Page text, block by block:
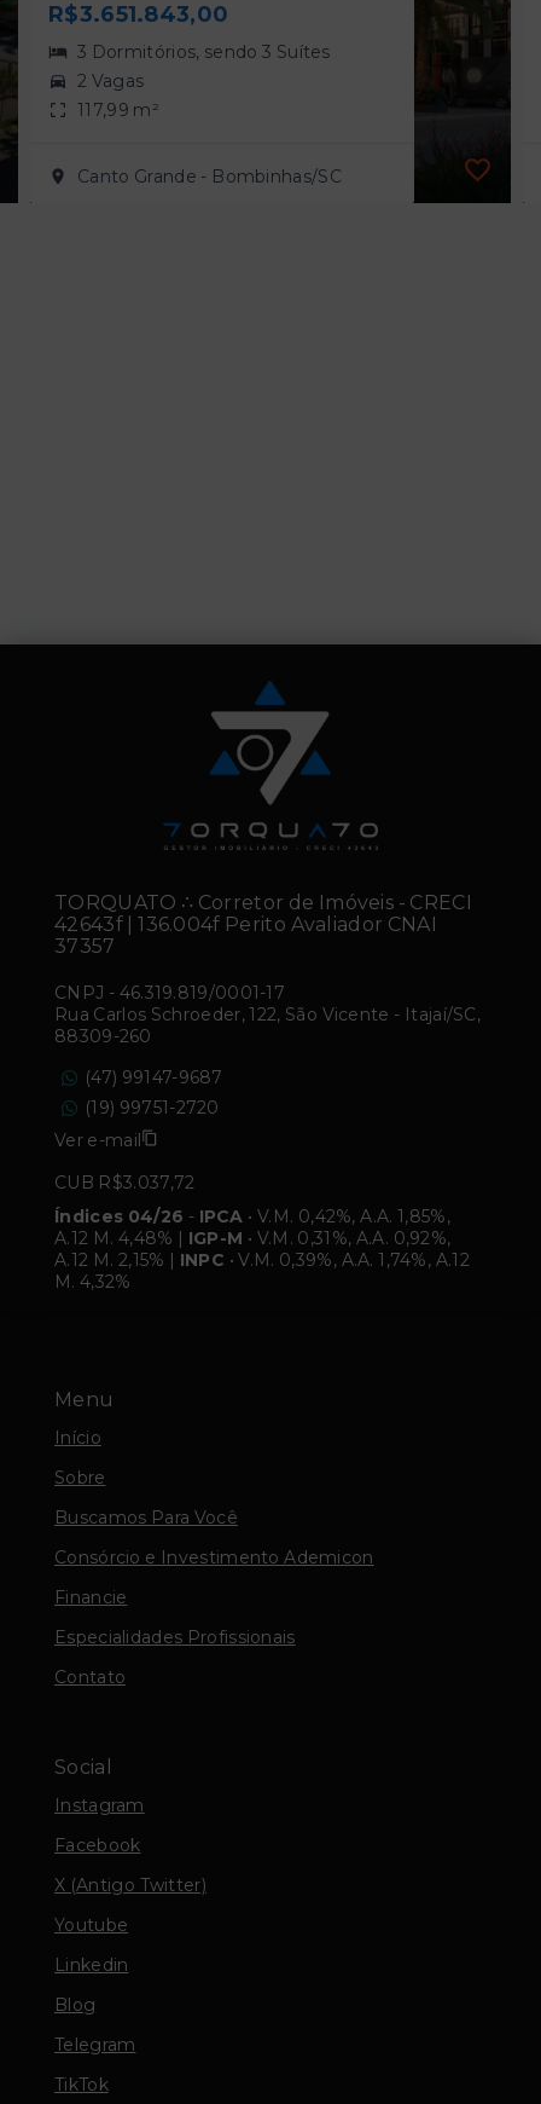
R$3.651.843,00
3 Dormitórios, sendo 3 Suítes
2 Vagas
117,99 m²
Canto Grande - Bombinhas/SC
Menu
Início
Sobre
Buscamos Para Você
Consórcio e Investimento Ademicon
Financie
Especialidades Profissionais
Contato
Social
Instagram
Facebook
X (Antigo Twitter)
Youtube
Linkedin
Blog
Telegram
TikTok
TORQUATO ∴ Corretor de Imóveis - CRECI
42643f | 136.004f Perito Avaliador CNAI
37357
CNPJ - 46.319.819/0001-17
Rua Carlos Schroeder, 122, São Vicente - Itajaí/SC,
88309-260
(47) 99147-9687
(19) 99751-2720
Ver e-mail
CUB R$3.037,72
Índices 04/26 - IPCA • V.M. 0,42%, A.A. 1,85%,
A.12 M. 4,48% | IGP-M • V.M. 0,31%, A.A. 0,92%,
A.12 M. 2,15% | INPC • V.M. 0,39%, A.A. 1,74%, A.12
M. 4,32%